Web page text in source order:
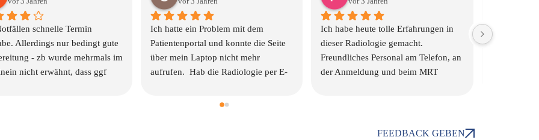
Ich habe heute tolle Erfahrungen in
dieser Radiologie gemacht.
Freundliches Personal am Telefon, an
der Anmeldung und beim MRT
Tolle Praxis nettes Personal
VIELEN LIEBEN DANK an die
junge Dame, die mir - ohne das sie es
von mir wusste - durch ihre sehr nette
und humorvolle Art am Montag,
Umgang mit Patienten ist nicht
FEEDBACK GEBEN